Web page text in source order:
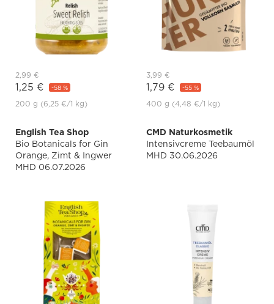
2,99 €
1,25 € -58 %
200 g (6,25 €/1 kg)
3,99 €
1,79 € -55 %
400 g (4,48 €/1 kg)
English Tea Shop
Bio Botanicals for Gin
Orange, Zimt & Ingwer
MHD 06.07.2026
CMD Naturkosmetik
Intensivcreme Teebaumöl
MHD 30.06.2026